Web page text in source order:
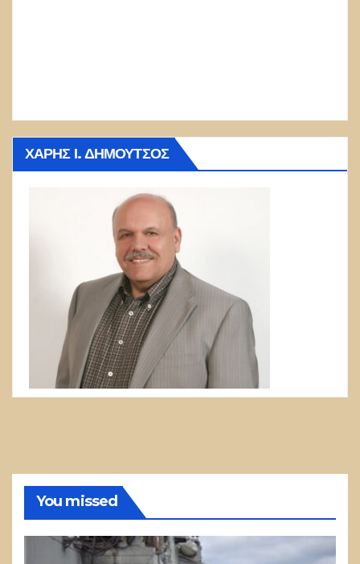
ΧΆΡΗΣ Ι. ΔΗΜΟΎΤΣΟΣ
You missed